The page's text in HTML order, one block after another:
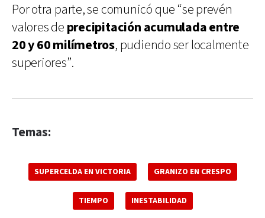
Por otra parte, se comunicó que “se prevén
valores de precipitación acumulada entre
20 y 60 milímetros, pudiendo ser localmente
superiores”.
Temas:
SUPERCELDA EN VICTORIA GRANIZO EN CRESPO
TIEMPO INESTABILIDAD